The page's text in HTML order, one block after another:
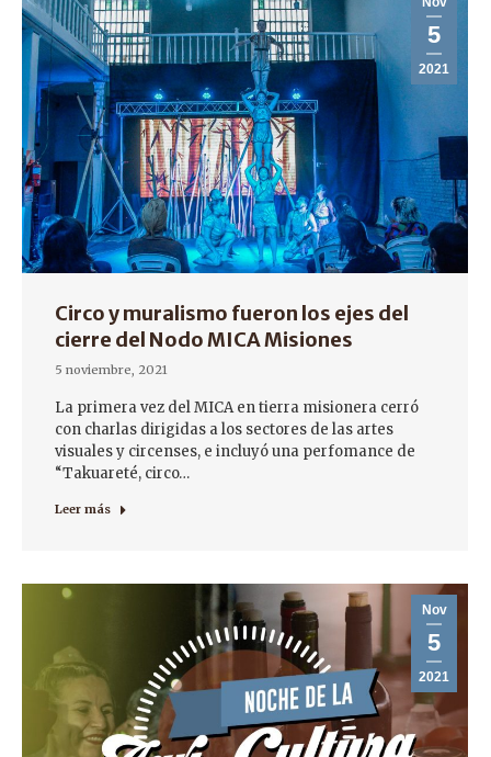
5
2021
Circo y muralismo fueron los ejes del
cierre del Nodo MICA Misiones
5 noviembre, 2021
La primera vez del MICA en tierra misionera cerró
con charlas dirigidas a los sectores de las artes
visuales y circenses, e incluyó una perfomance de
“Takuareté, circo…
Leer más
Nov
5
2021